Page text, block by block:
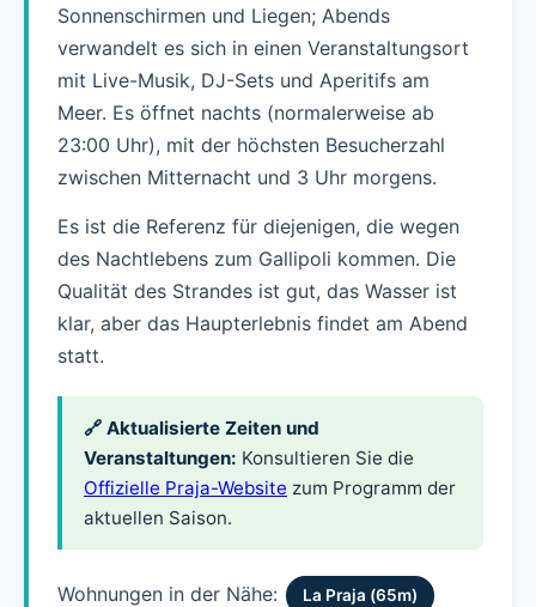
Sonnenschirmen und Liegen; Abends
verwandelt es sich in einen Veranstaltungsort
mit Live-Musik, DJ-Sets und Aperitifs am
Meer. Es öffnet nachts (normalerweise ab
23:00 Uhr), mit der höchsten Besucherzahl
zwischen Mitternacht und 3 Uhr morgens.
Es ist die Referenz für diejenigen, die wegen
des Nachtlebens zum Gallipoli kommen. Die
Qualität des Strandes ist gut, das Wasser ist
klar, aber das Haupterlebnis findet am Abend
statt.
🔗 Aktualisierte Zeiten und
Veranstaltungen: Konsultieren Sie die
Offizielle Praja-Website zum Programm der
aktuellen Saison.
Wohnungen in der Nähe: La Praja (65m)